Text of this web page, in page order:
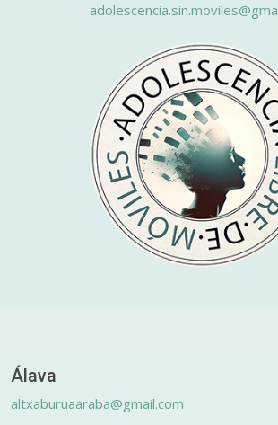
Álava
altxaburuaaraba@gmail.com